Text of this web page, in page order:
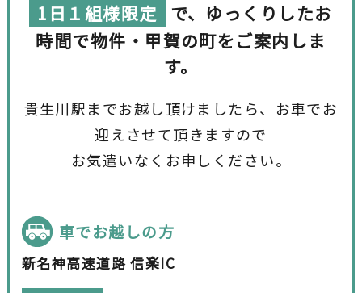
1日１組様限定
で、ゆっくりしたお
時間で物件・甲賀の町をご案内しま
す。
貴生川駅までお越し頂けましたら、お車でお
迎えさせて頂きますので
お気遣いなくお申しください。
車でお越しの方
新名神高速道路 信楽IC